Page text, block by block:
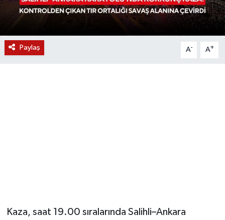
Paylaş A- A+
Kaza, saat 19.00 sıralarında Salihli–Ankara
SOMA
TURGUTLU
MANİSA'NIN YÖRESEL LEZZETLERİ
TÜRKİYE'DE TREND HABERLER